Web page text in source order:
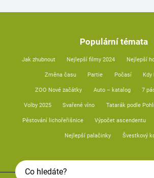
Populární témata
Jak zhubnout Nejlepší filmy 2024 Nejlepší
Změna času Partie Počasí Kdy
ZOO Nové začátky Auto – katalog 7
Volby 2025 Svařené víno Tatarák podle
Pěstování lichořeřišnice Výpočet ascendentu
Nejlepší palačinky Švestkový